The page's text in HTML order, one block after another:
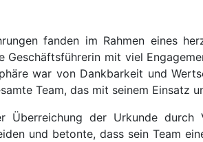
fanden im Rahmen eines
Geschäftsführerin mit viel
war von Dankbarkeit und
Team, das mit seinem Einsatz
Überreichung der Urkunde durch
und betonte, dass sein Team